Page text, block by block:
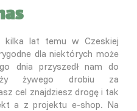
kilka lat temu w Czeskiej
dla niektórych może
dnia przyszedł nam do
żywego drobiu za
cel znajdziesz drogę i tak
a z projektu e-shop. Na